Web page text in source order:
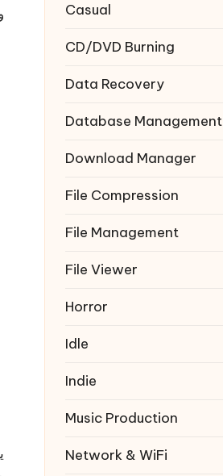
Casual
CD/DVD Burning
Data Recovery
Database Management
Download Manager
File Compression
File Management
File Viewer
Horror
Idle
Indie
Music Production
Network & WiFi